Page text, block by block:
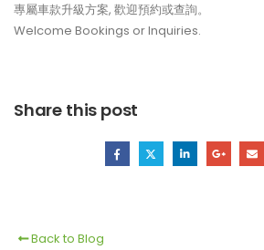
專屬車款升級方案, 歡迎預約或查詢。
Welcome Bookings or Inquiries.
Share this post
Back to Blog